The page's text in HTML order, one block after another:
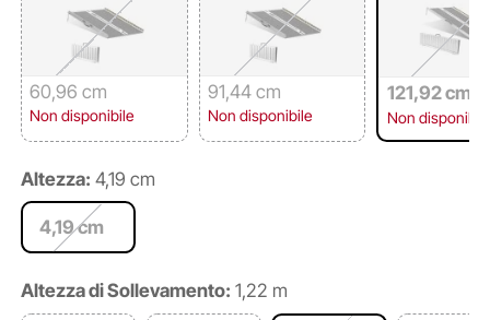
60,96 cm
Non disponibile
91,44 cm
Non disponibile
121,92 cm
Non disponibile
Altezza: 4,19 cm
4,19 cm
Altezza di Sollevamento: 1,22 m